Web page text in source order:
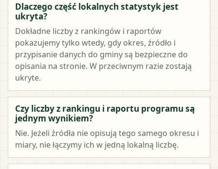
Dlaczego część lokalnych statystyk jest
ukryta?
Dokładne liczby z rankingów i raportów
pokazujemy tylko wtedy, gdy okres, źródło i
przypisanie danych do gminy są bezpieczne do
opisania na stronie. W przeciwnym razie zostają
ukryte.
Czy liczby z rankingu i raportu programu są
jednym wynikiem?
Nie. Jeżeli źródła nie opisują tego samego okresu i
miary, nie łączymy ich w jedną lokalną liczbę.